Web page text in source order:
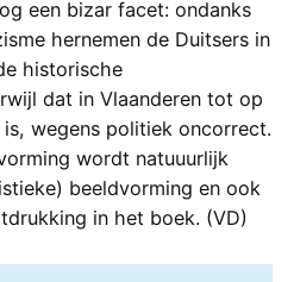
een bizar facet: ondanks
hernemen de Duitsers in
historische
dat in Vlaanderen tot op
wegens politiek oncorrect.
wordt natuuurlijk
beeldvorming en ook
in het boek. (VD)